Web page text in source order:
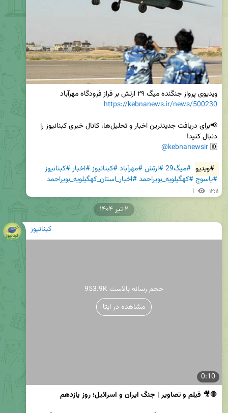
ویدیوی پرواز جنگنده میگ ۲۹ ارتش بر فراز فرودگاه مهرآباد
https://kebnanews.ir/news/500230
🆔
@kebnanewsir
#ویدیو #میگ29 #ارتش#مهرآباد#کبنانیوز#اخبار#کبنانیوز
#یاسوج#کهگیلویه_بویراحمد#اخبار_استان_کهگیلویه_بویراحمد
1 ۱۲:۱۱
کبنانیوز
0:10
953.9K حجم رسانه بالاست
مشاهده در ایتا
🛑🎥 فیلم و تصاویر | جنگ ایران و اسرائیل؛ روز یازدهم
۲ تیر ۱۴۰۴